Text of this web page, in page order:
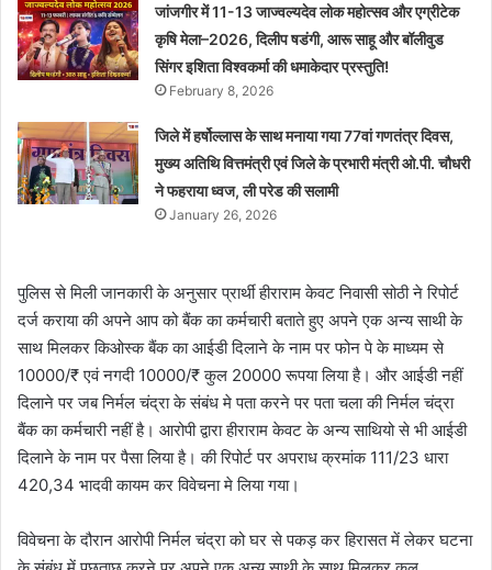
जांजगीर में 11-13 जाज्वल्यदेव लोक महोत्सव और एग्रीटेक
कृषि मेला–2026, दिलीप षडंगी, आरू साहू और बॉलीवुड
सिंगर इशिता विश्वकर्मा की धमाकेदार प्रस्तुति!
February 8, 2026
जिले में हर्षोल्लास के साथ मनाया गया 77वां गणतंत्र दिवस,
मुख्य अतिथि वित्तमंत्री एवं जिले के प्रभारी मंत्री ओ.पी. चौधरी
ने फहराया ध्वज, ली परेड की सलामी
January 26, 2026
पुलिस से मिली जानकारी के अनुसार प्रार्थी हीराराम केवट निवासी सोठी ने रिपोर्ट
दर्ज कराया की अपने आप को बैंक का कर्मचारी बताते हुए अपने एक अन्य साथी के
साथ मिलकर किओस्क बैंक का आईडी दिलाने के नाम पर फोन पे के माध्यम से
10000/₹ एवं नगदी 10000/₹ कुल 20000 रूपया लिया है। और आईडी नहीं
दिलाने पर जब निर्मल चंद्रा के संबंध मे पता करने पर पता चला की निर्मल चंद्रा
बैंक का कर्मचारी नहीं है। आरोपी द्वारा हीराराम केवट के अन्य साथियो से भी आईडी
दिलाने के नाम पर पैसा लिया है। की रिपोर्ट पर अपराध क्रमांक 111/23 धारा
420,34 भादवी कायम कर विवेचना मे लिया गया।
विवेचना के दौरान आरोपी निर्मल चंद्रा को घर से पकड़ कर हिरासत में लेकर घटना